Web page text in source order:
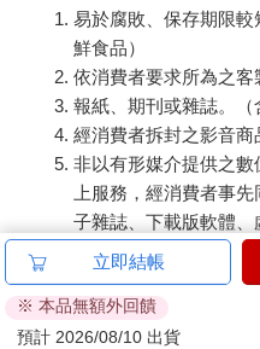
易於腐敗、保存期限
鮮食品）
依消費者要求所為之客
報紙、期刊或雜誌。（
經消費者拆封之影音商
非以有形媒介提供之
上服務，經消費者事
子雜誌、下載版軟體、
已拆封之個人衛生用
刀…等）
若非上列種類商品，均享
日）。
立即結帳
※ 本品無額外回饋
預計 2026/08/10 出貨